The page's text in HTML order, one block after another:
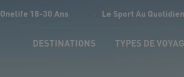
Onelife 18-30 Ans Le Sport Au Quotidien
DESTINATIONS TYPES DE